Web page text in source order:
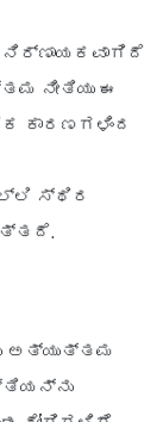
ನೀತಿಯು ಈ
ಕಾರಣಗಳಿಂದ
ಸ್ಥಿರ
ಅತ್ಯುತ್ತಮ